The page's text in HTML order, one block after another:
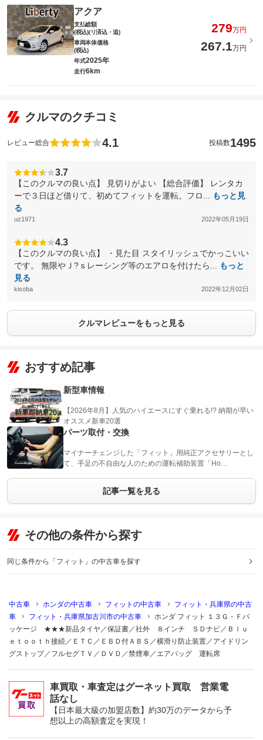
アクア
支払総額
(税込)(リ済込・追)
279万円
車両本体価格
(税込)
267.1万円
年式2025年
走行6km
クルマのクチコミ
レビュー総合 4.1 投稿数1495
3.7
【このクルマの良い点】 見切りがよい 【総合評価】 レンタカ
ーで３日ほど借りて、初めてフィットを運転。フロ...
もっと見
る
uz1971 2022年05月19日
4.3
【このクルマの良い点】 ・見た目 スタイリッシュでかっこいい
です。 無限やＪ?ｓレーシング等のエアロを付けたら...
もっと
見る
kisoba 2022年12月02日
クルマレビューをもっと見る
おすすめ記事
新型車情報
【2026年8月】人気のハイエースにすぐ乗れる!? 納期が早い
オススメ新車20選
パーツ取付・交換
マイナーチェンジした「フィット」用純正アクセサリーとし
て、手足の不自由な人のための運転補助装置「Ho…
記事一覧を見る
その他の条件から探す
同じ条件から「フィット」の中古車を探す
中古車 ホンダの中古車 フィットの中古車
フィット・兵庫県の中古
車
フィット・兵庫県加古川市の中古車
ホンダ フィット １３Ｇ・Ｆパ
ッケージ ★★★新品タイヤ／保証書／社外 ８インチ ＳＤナビ／Ｂｌｕ
ｅｔｏｏｔｈ接続／ＥＴＣ／ＥＢＤ付ＡＢＳ／横滑り防止装置／アイドリン
グストップ／フルセグＴＶ／ＤＶＤ／禁煙車／エアバッグ 運転席
車買取・車査定はグーネット買取 営業電
話なし
【日本最大級の加盟店数】約30万のデータから予
想以上の高額査定を実現！